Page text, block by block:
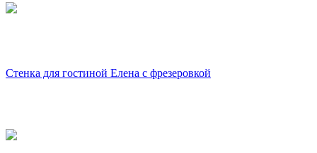
Стенка для гостиной Елена с фрезеровкой